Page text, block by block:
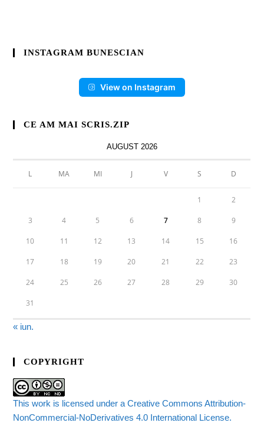
INSTAGRAM BUNESCIAN
View on Instagram
CE AM MAI SCRIS.ZIP
AUGUST 2026
L MA MI J V S D
1 2
3 4 5 6 7 8 9
10 11 12 13 14 15 16
17 18 19 20 21 22 23
24 25 26 27 28 29 30
31
« iun.
COPYRIGHT
This work is licensed under a Creative Commons Attribution-
NonCommercial-NoDerivatives 4.0 International License.